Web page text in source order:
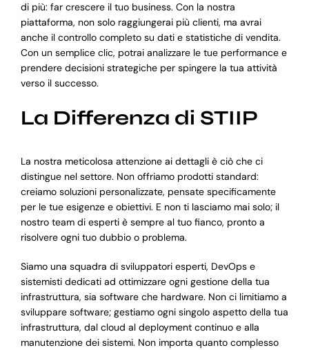
di più: far crescere il tuo business. Con la nostra
piattaforma, non solo raggiungerai più clienti, ma avrai
anche il controllo completo su dati e statistiche di vendita.
Con un semplice clic, potrai analizzare le tue performance e
prendere decisioni strategiche per spingere la tua attività
verso il successo.
La Differenza di STIIP
La nostra meticolosa attenzione ai dettagli è ciò che ci
distingue nel settore. Non offriamo prodotti standard:
creiamo soluzioni personalizzate, pensate specificamente
per le tue esigenze e obiettivi. E non ti lasciamo mai solo; il
nostro team di esperti è sempre al tuo fianco, pronto a
risolvere ogni tuo dubbio o problema.
Siamo una squadra di sviluppatori esperti, DevOps e
sistemisti dedicati ad ottimizzare ogni gestione della tua
infrastruttura, sia software che hardware. Non ci limitiamo a
sviluppare software; gestiamo ogni singolo aspetto della tua
infrastruttura, dal cloud al deployment continuo e alla
manutenzione dei sistemi. Non importa quanto complesso